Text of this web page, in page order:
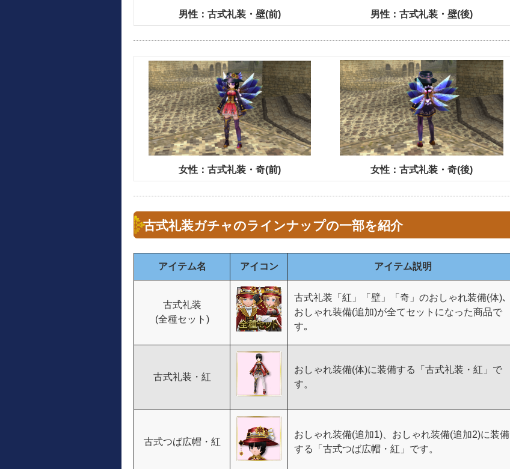
男性：古式礼装・壁(前) 男性：古式礼装・壁(後)
女性：古式礼装・奇(前) 女性：古式礼装・奇(後)
古式礼装ガチャのラインナップの一部を紹介
アイテム名 アイコン アイテム説明
古式礼装
(全種セット)
古式礼装「紅」「壁」「奇」のおしゃれ装備(体)､
おしゃれ装備(追加)が全てセットになった商品で
す｡
古式礼装・紅
おしゃれ装備(体)に装備する「古式礼装・紅」で
す。
古式つば広帽・紅
おしゃれ装備(追加1)、おしゃれ装備(追加2)に装備
する「古式つば広帽・紅」です。